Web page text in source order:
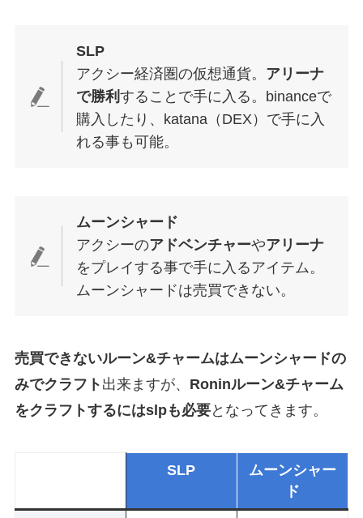
SLP
アクシー経済圏の仮想通貨。 アリーナ
で勝利することで手に入る。binanceで
購入したり、katana（DEX）で手に入
れる事も可能。
ムーンシャード
アクシーのアドベンチャーやアリーナ
をプレイする事で手に入るアイテム。
ムーンシャードは売買できない。
売買できないルーン&チャームはムーンシャードの
みでクラフト 出来ますが、 Roninルーン&チャーム
をクラフトするにはslpも必要となってきます。
SLP
ムーンシャー
ド